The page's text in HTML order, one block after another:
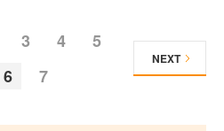
3 4
5
6
7
NEXT